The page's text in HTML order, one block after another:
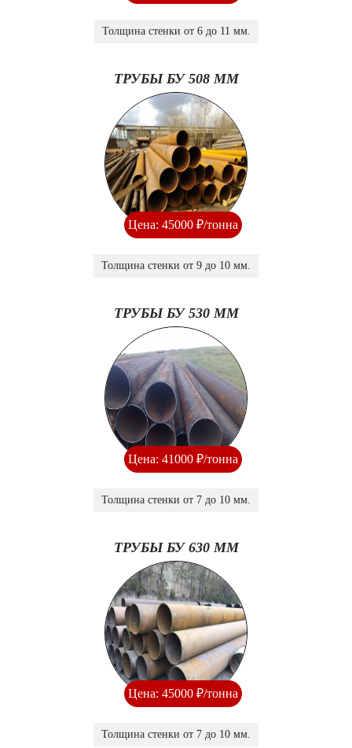
Толщина стенки от 6 до 11 мм.
ТРУБЫ БУ 508 ММ
Цена: 45000 ₽/тонна
Толщина стенки от 9 до 10 мм.
ТРУБЫ БУ 530 ММ
Цена: 41000 ₽/тонна
Толщина стенки от 7 до 10 мм.
ТРУБЫ БУ 630 ММ
Цена: 45000 ₽/тонна
Толщина стенки от 7 до 10 мм.